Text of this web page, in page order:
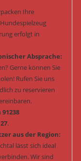
Ihre
erfolgt in
Absprache:
Gerne können Sie
Rufen Sie uns
zu reservieren
91238
.
aus der Region:
lässt sich ideal
Wir sind